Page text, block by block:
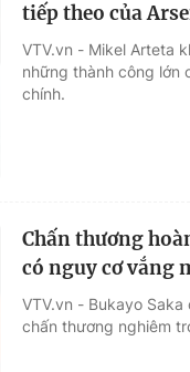
tiếp theo của
VTV.vn - Mikel Arteta
những thành công lớn
chính.
Chấn thương
có nguy cơ vắng
VTV.vn - Bukayo
chấn thương nghiêm